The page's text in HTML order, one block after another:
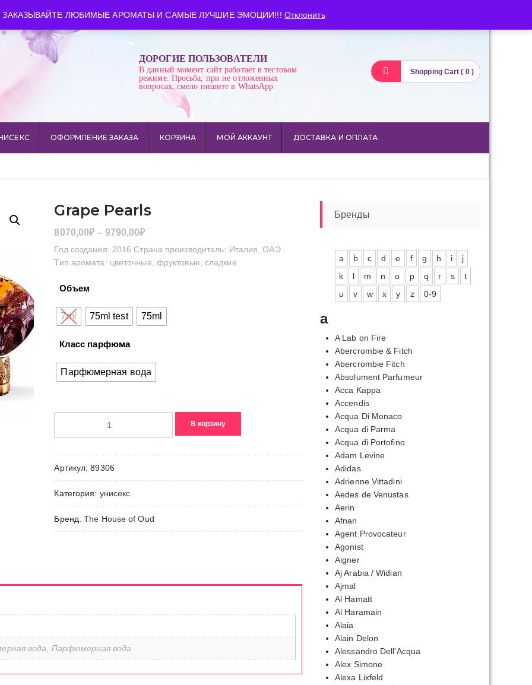
ЗАКАЗЫВАЙТЕ ЛЮБИМЫЕ АРОМАТЫ И САМЫЕ ЛУЧШИЕ ЭМОЦИИ!!! Отклонить
Время работы: пн-сб 10:00-21:00
ДОРОГИЕ ПОЛЬЗОВАТЕЛИ
В данный момент сайт работает в тестовом
режиме. Просьба, при не отложенных
вопросах, смело пишите в WhatsApp
Shopping Cart ( 0 )
ОФОРМЛЕНИЕ ЗАКАЗА КОРЗИНА МОЙ АККАУНТ ДОСТАВКА И ОПЛАТА
Grape Pearls
8070,00₽ – 9790,00₽Диапазон
цен:
8070,00₽
Год создания: 2016 Страна производитель: Италия, ОАЭ
Тип аромата: цветочные, фруктовые, сладкие
Объем
7ml 75ml test 75ml
Класс парфюма
Парфюмерная вода
Pearls
В корзину
Артикул:89306
Категория: унисекс
Бренд:The House of Oud
вода, Парфюмерная вода
Бренды
a b c d e f g h i
j
k
l m n o p q r s
t
u
v w x y z 0-9
a
A Lab on Fire
Abercrombie & Fitch
Abercrombie Fitch
Absolument Parfumeur
Acca Kappa
Accendis
Acqua Di Monaco
Acqua di Parma
Acqua di Portofino
Adam Levine
Adidas
Adrienne Vittadini
Aedes de Venustas
Aerin
Afnan
Agent Provocateur
Agonist
Aigner
Aj Arabia / Widian
Ajmal
Al Hamatt
Al Haramain
Alaia
Alain Delon
Alessandro Dell'Acqua
Alex Simone
Alexa Lixfeld